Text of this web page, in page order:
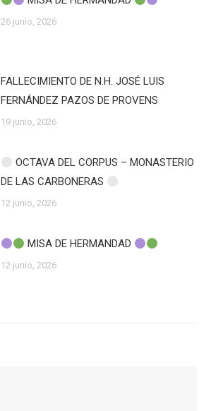
26 junio, 2026
FALLECIMIENTO DE N.H. JOSÉ LUIS
FERNÁNDEZ PAZOS DE PROVENS
19 junio, 2026
OCTAVA DEL CORPUS – MONASTERIO
DE LAS CARBONERAS
12 junio, 2026
MISA DE HERMANDAD
12 junio, 2026